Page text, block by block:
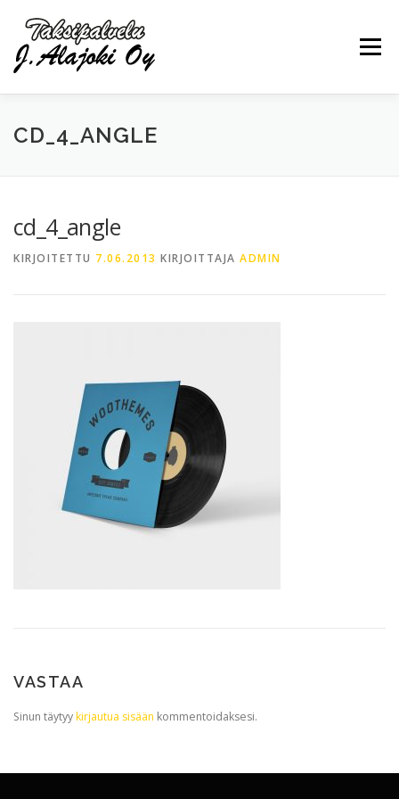
sisältöön
Valikko
PALVELUT YRITYS
0440297030
CD_4_ANGLE
cd_4_angle
KIRJOITETTU 7.06.2013 KIRJOITTAJA ADMIN
VASTAA
Sinun täytyykirjautua sisään kommentoidaksesi.